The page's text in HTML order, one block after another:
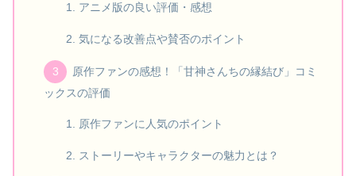
アニメ版の良い評価・感想
気になる改善点や賛否のポイント
原作ファンの感想！「甘神さんちの縁結び」コミ
ックスの評価
原作ファンに人気のポイント
ストーリーやキャラクターの魅力とは？